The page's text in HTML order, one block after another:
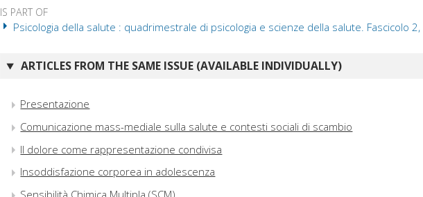
IS PART OF
Psicologia della salute : quadrimestrale di psicologia e scienze della salute. Fascicolo
ARTICLES FROM THE SAME ISSUE (AVAILABLE INDIVIDUALLY)
Presentazione
Comunicazione mass-mediale sulla salute e contesti sociali di scambio
Il dolore come rappresentazione condivisa
Insoddisfazione corporea in adolescenza